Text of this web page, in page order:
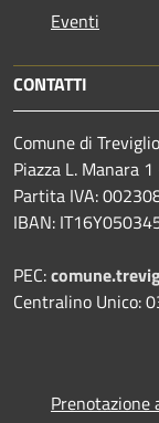
Eventi
CONTATTI
Comune di Treviglio
Piazza L. Manara
Partita IVA:
IBAN:
PEC:
Centralino Unico:
Prenotazione